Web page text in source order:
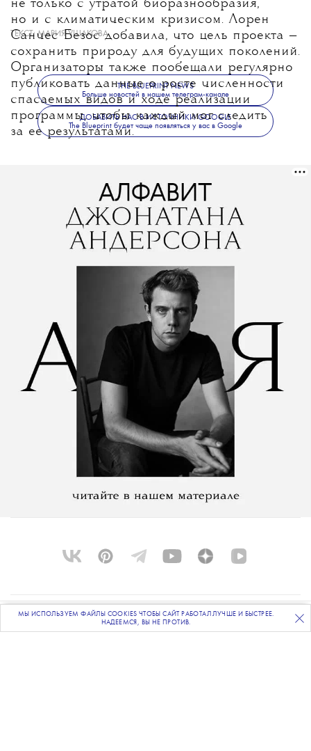
ПОДПИСЫВАЙТЕСЬНА НАШУ ВЕЧЕРНЮЮ РАССЫЛКУ
не только с утратой биоразнообразия,
но и с климатическим кризисом. Лорен
Санчес Безос добавила, что цель проекта —
сохранить природу для будущих поколений.
Организаторы также пообещали регулярно
публиковать данные о росте численности
спасаемых видов и ходе реализации
программы, чтобы каждый мог следить
за ее результатами.
ТЕКСТ:МАРИЯ УШАКОВА
THE BLUEPRINT NEWS
Больше новостей в нашем телеграм-канале
ДОБАВИТЬ НАС В ИСТОЧНИКИ GOOGLE
The Blueprint будет чаще появляться у вас в Google
О ПРОЕКТЕ
МЫ ИСПОЛЬЗУЕМ ФАЙЛЫ COOKIES ЧТОБЫ САЙТ РАБОТАЛ ЛУЧШЕ И БЫСТРЕЕ.
НАДЕЕМСЯ, ВЫ НЕ ПРОТИВ.